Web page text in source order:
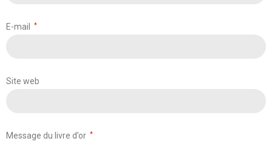
E-mail *
Site web
Message du livre d’or *